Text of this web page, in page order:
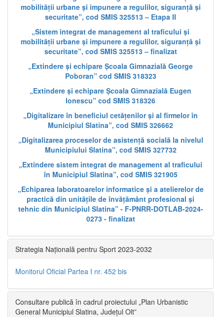
mobilității urbane și impunere a regulilor, siguranță și
securitate”, cod SMIS 325513 – Etapa II
„Sistem integrat de management al traficului și
mobilității urbane și impunere a regulilor, siguranță și
securitate”, cod SMIS 325513 – finalizat
„Extindere și echipare Școala Gimnazială George
Poboran” cod SMIS 318323
„Extindere și echipare Școala Gimnazială Eugen
Ionescu” cod SMIS 318326
„Digitalizare în beneficiul cetățenilor și al firmelor în
Municipiul Slatina”, cod SMIS 326662
„Digitalizarea proceselor de asistență socială la nivelul
Municipiului Slatina”, cod SMIS 327732
„Extindere sistem integrat de management al traficului
în Municipiul Slatina”, cod SMIS 321905
„Echiparea laboratoarelor informatice și a atelierelor de
practică din unitățile de învățământ profesional și
tehnic din Municipiul Slatina” - F-PNRR-DOTLAB-2024-
0273 - finalizat
Strategia Națională pentru Sport 2023-2032
Monitorul Oficial Partea I nr. 452 bis
Consultare publică în cadrul proiectului „Plan Urbanistic
General Municipiul Slatina, Județul Olt”